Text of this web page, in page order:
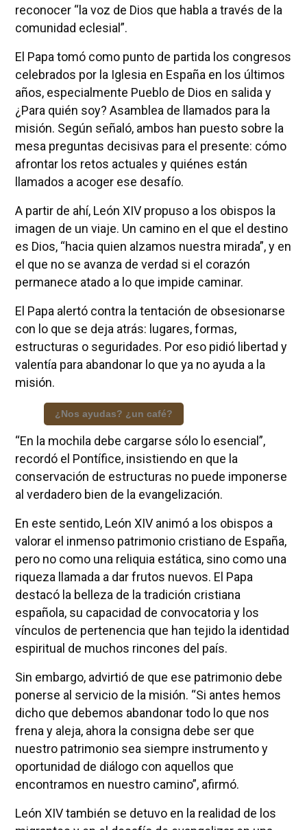
reconocer “la voz de Dios que habla a través de la
comunidad eclesial”.
El Papa tomó como punto de partida los congresos
celebrados por la Iglesia en España en los últimos
años, especialmente Pueblo de Dios en salida y
¿Para quién soy? Asamblea de llamados para la
misión. Según señaló, ambos han puesto sobre la
mesa preguntas decisivas para el presente: cómo
afrontar los retos actuales y quiénes están
llamados a acoger ese desafío.
A partir de ahí, León XIV propuso a los obispos la
imagen de un viaje. Un camino en el que el destino
es Dios, “hacia quien alzamos nuestra mirada”, y en
el que no se avanza de verdad si el corazón
permanece atado a lo que impide caminar.
El Papa alertó contra la tentación de obsesionarse
con lo que se deja atrás: lugares, formas,
estructuras o seguridades. Por eso pidió libertad y
valentía para abandonar lo que ya no ayuda a la
misión.
¿Nos ayudas? ¿un café?
“En la mochila debe cargarse sólo lo esencial”,
recordó el Pontífice, insistiendo en que la
conservación de estructuras no puede imponerse
al verdadero bien de la evangelización.
En este sentido, León XIV animó a los obispos a
valorar el inmenso patrimonio cristiano de España,
pero no como una reliquia estática, sino como una
riqueza llamada a dar frutos nuevos. El Papa
destacó la belleza de la tradición cristiana
española, su capacidad de convocatoria y los
vínculos de pertenencia que han tejido la identidad
espiritual de muchos rincones del país.
Sin embargo, advirtió de que ese patrimonio debe
ponerse al servicio de la misión. “Si antes hemos
dicho que debemos abandonar todo lo que nos
frena y aleja, ahora la consigna debe ser que
nuestro patrimonio sea siempre instrumento y
oportunidad de diálogo con aquellos que
encontramos en nuestro camino”, afirmó.
León XIV también se detuvo en la realidad de los